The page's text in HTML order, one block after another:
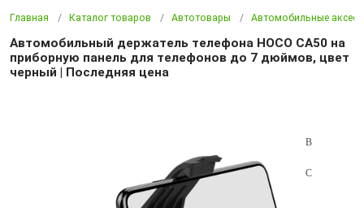
Главная Каталог товаров Автотовары Автомобильные
Автомобильный держатель телефона HOCO CA50 на
приборную панель для телефонов до 7 дюймов, цвет
черный | Последняя цена